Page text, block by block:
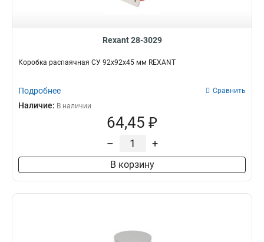
Rexant 28-3029
Коробка распаячная СУ 92х92х45 мм REXANT
Подробнее Сравнить
Наличие: В наличии
64,45 ₽
– +
В корзину